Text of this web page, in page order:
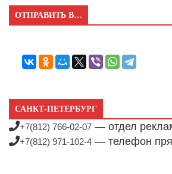
ОТПРАВИТЬ В…
САНКТ-ПЕТЕРБУРГ
+7(812) 766-02-07 — отдел
+7(812) 971-102-4 — телефон